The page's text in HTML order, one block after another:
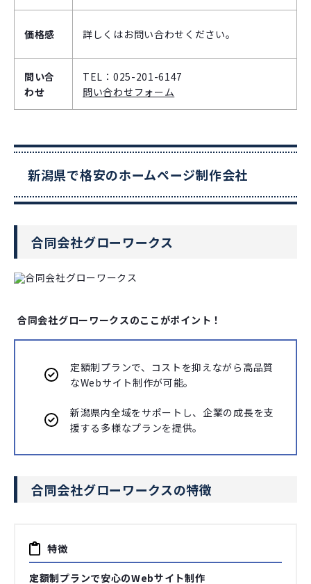
価格感 詳しくはお問い合わせください。
問い合
わせ
TEL：025-201-6147
問い合わせフォーム
新潟県で格安のホームページ制作会社
合同会社グローワークス
合同会社グローワークスのここがポイント！
定額制プランで、コストを抑えながら高品質
なWebサイト制作が可能。
新潟県内全域をサポートし、企業の成長を支
援する多様なプランを提供。
合同会社グローワークスの特徴
特徴
定額制プランで安心のWebサイト制作